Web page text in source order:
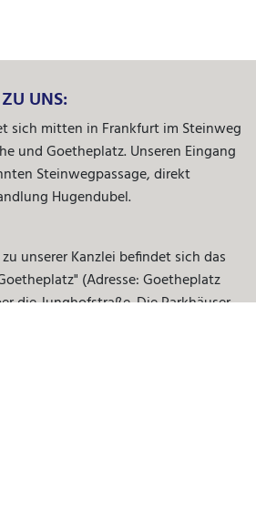
UNS:
sich mitten in Frankfurt im Steinweg
und Goetheplatz. Unseren Eingang
Steinwegpassage, direkt
Hugendubel.
unserer Kanzlei befindet sich das
(Adresse: Goetheplatz
die Junghofstraße. Die Parkhäuser